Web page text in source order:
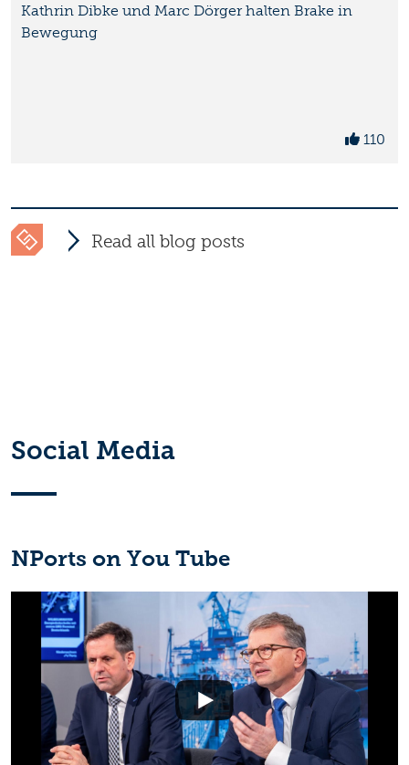
Kathrin Dibke und Marc Dörger halten Brake in
Bewegung
110
Read all blog posts
Social Media
NPorts on You Tube